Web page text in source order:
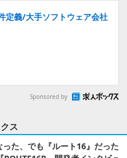
定義/大手ソフトウェア会社
Sponsored by
ス
た、でも『ルート16』だった